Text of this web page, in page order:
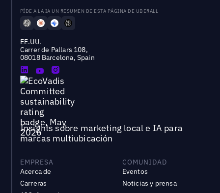
PÍDE A LA IA UN RESUMEN DE ESTA PÁGINA DE UBERALL
EE.UU.
Carrer de Pallars 108,
08018 Barcelona, Spain
Insights sobre marketing local e IA para
marcas multiubicación
EMPRESA
Acerca de
Carreras
COMUNIDAD
Eventos
Noticias y prensa